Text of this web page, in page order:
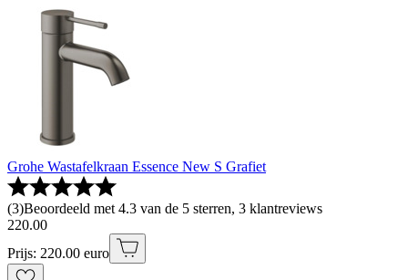
Grohe Wastafelkraan Essence New S Grafiet
(3)Beoordeeld met 4.3 van de 5 sterren, 3 klantreviews
220.00
Prijs: 220.00 euro